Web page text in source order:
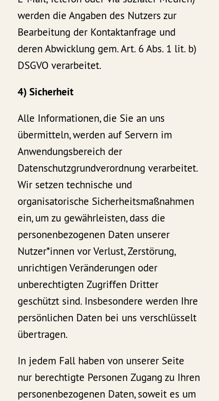
werden die Angaben des Nutzers zur
Bearbeitung der Kontaktanfrage und
deren Abwicklung gem. Art. 6 Abs. 1 lit. b)
DSGVO verarbeitet.
4) Sicherheit
Alle Informationen, die Sie an uns
übermitteln, werden auf Servern im
Anwendungsbereich der
Datenschutzgrundverordnung verarbeitet.
Wir setzen technische und
organisatorische Sicherheitsmaßnahmen
ein, um zu gewährleisten, dass die
personenbezogenen Daten unserer
Nutzer*innen vor Verlust, Zerstörung,
unrichtigen Veränderungen oder
unberechtigten Zugriffen Dritter
geschützt sind. Insbesondere werden Ihre
persönlichen Daten bei uns verschlüsselt
übertragen.
In jedem Fall haben von unserer Seite
nur berechtigte Personen Zugang zu Ihren
personenbezogenen Daten, soweit es um